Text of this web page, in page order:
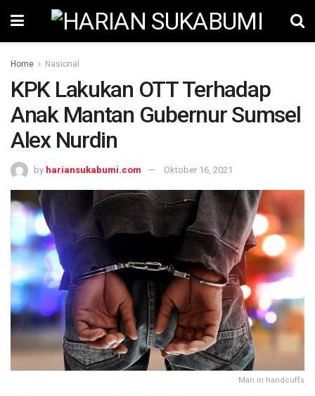
Home Nasional
KPK Lakukan OTT Terhadap
Anak Mantan Gubernur Sumsel
Alex Nurdin
by hariansukabumi.com Oktober 16, 2021
Man in handcuffs